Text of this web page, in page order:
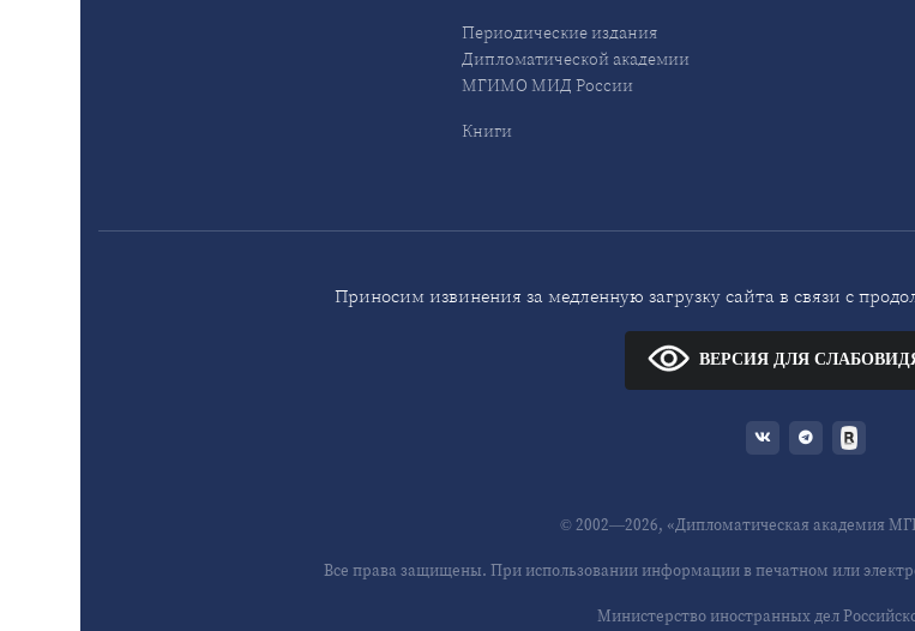
Периодические издания
Дипломатической академии
МГИМО МИД России
Книги
Приносим извинения за медленную загрузку сайта в связи с
ВЕРСИЯ ДЛЯ
© 2002—2026, «Дипломатическая академия
Все права защищены. При использовании информации в печатном или
Министерство иностранных дел